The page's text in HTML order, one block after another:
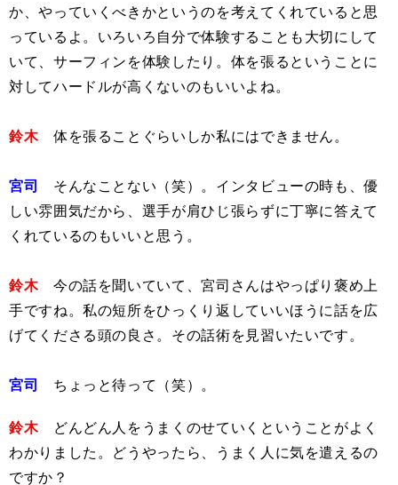
か、やっていくべきかというのを考えてくれていると思
っているよ。いろいろ自分で体験することも大切にして
いて、サーフィンを体験したり。体を張るということに
対してハードルが高くないのもいいよね。
鈴木体を張ることぐらいしか私にはできません。
宮司
そんなことない（笑）。インタビューの時も、優
しい雰囲気だから、選手が肩ひじ張らずに丁寧に答えて
くれているのもいいと思う。
鈴木今の話を聞いていて、宮司さんはやっぱり褒め上
手ですね。私の短所をひっくり返していいほうに話を広
げてくださる頭の良さ。その話術を見習いたいです。
宮司 ちょっと待って（笑）。
鈴木どんどん人をうまくのせていくということがよく
わかりました。どうやったら、うまく人に気を遣えるの
ですか？